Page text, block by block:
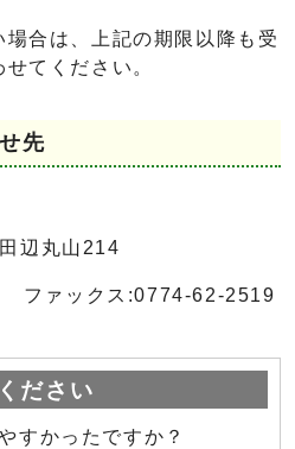
合は、上記の期限以降も受
てください。
先
辺丸山214
ァックス:0774-62-2519
ださい
すかったですか？